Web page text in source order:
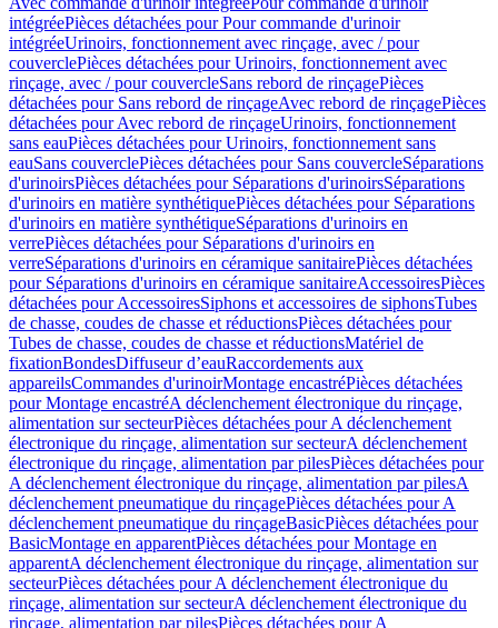
intégréePièces détachées pour Pour commande d'urinoir
intégréeUrinoirs, fonctionnement avec rinçage, avec / pour
couverclePièces détachées pour Urinoirs, fonctionnement avec
rinçage, avec / pour couvercleSans rebord de rinçagePièces
détachées pour Sans rebord de rinçageAvec rebord de rinçagePièces
détachées pour Avec rebord de rinçageUrinoirs, fonctionnement
sans eauPièces détachées pour Urinoirs, fonctionnement sans
eauSans couverclePièces détachées pour Sans couvercleSéparations
d'urinoirsPièces détachées pour Séparations d'urinoirsSéparations
d'urinoirs en matière synthétiquePièces détachées pour Séparations
d'urinoirs en matière synthétiqueSéparations d'urinoirs en
verrePièces détachées pour Séparations d'urinoirs en
verreSéparations d'urinoirs en céramique sanitairePièces détachées
pour Séparations d'urinoirs en céramique sanitaireAccessoiresPièces
détachées pour AccessoiresSiphons et accessoires de siphonsTubes
de chasse, coudes de chasse et réductionsPièces détachées pour
Tubes de chasse, coudes de chasse et réductionsMatériel de
fixationBondesDiffuseur d’eauRaccordements aux
appareilsCommandes d'urinoirMontage encastréPièces détachées
pour Montage encastréA déclenchement électronique du rinçage,
alimentation sur secteurPièces détachées pour A déclenchement
électronique du rinçage, alimentation sur secteurA déclenchement
électronique du rinçage, alimentation par pilesPièces détachées pour
A déclenchement électronique du rinçage, alimentation par pilesA
déclenchement pneumatique du rinçagePièces détachées pour A
déclenchement pneumatique du rinçageBasicPièces détachées pour
BasicMontage en apparentPièces détachées pour Montage en
apparentA déclenchement électronique du rinçage, alimentation sur
secteurPièces détachées pour A déclenchement électronique du
rinçage, alimentation sur secteurA déclenchement électronique du
rinçage, alimentation par pilesPièces détachées pour A